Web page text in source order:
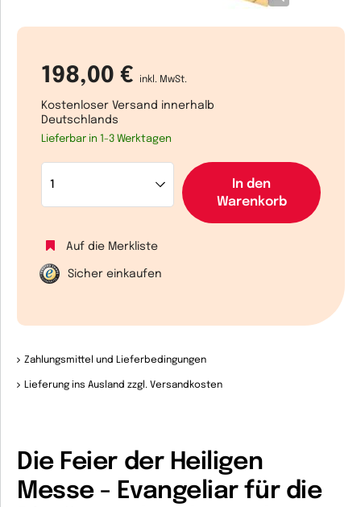
198,00 € inkl. MwSt.
Kostenloser Versand innerhalb
Deutschlands
Lieferbar in 1-3 Werktagen
In den
Warenkorb
Auf die Merkliste
Sicher einkaufen
Zahlungsmittel und Lieferbedingungen
Lieferung ins Ausland zzgl. Versandkosten
Die Feier der Heiligen
Messe - Evangeliar für die